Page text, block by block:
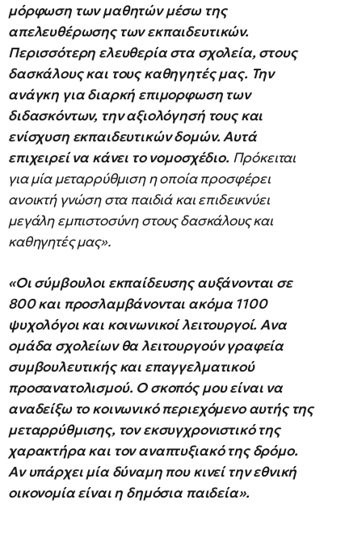
μόρφωση των μαθητών μέσω της
απελευθέρωσης των εκπαιδευτικών.
Περισσότερη ελευθερία στα σχολεία, στους
δασκάλους και τους καθηγητές μας. Την
ανάγκη για διαρκή επιμορφωση των
διδασκόντων, την αξιολόγησή τους και
ενίσχυση εκπαιδευτικών δομών. Αυτά
επιχειρεί να κάνει το νομοσχέδιο. Πρόκειται
για μία μεταρρύθμιση η οποία προσφέρει
ανοικτή γνώση στα παιδιά και επιδεικνύει
μεγάλη εμπιστοσύνη στους δασκάλους και
καθηγητές μας».
«Οι σύμβουλοι εκπαίδευσης αυξάνονται σε
800 και προσλαμβάνονται ακόμα 1100
ψυχολόγοι και κοινωνικοί λειτουργοί. Ανα
ομάδα σχολείων θα λειτουργούν γραφεία
συμβουλευτικής και επαγγελματικού
προσανατολισμού. Ο σκοπός μου είναι να
αναδείξω το κοινωνικό περιεχόμενο αυτής της
μεταρρύθμισης, τον εκσυγχρονιστικό της
χαρακτήρα και τον αναπτυξιακό της δρόμο.
Αν υπάρχει μία δύναμη που κινεί την εθνική
οικονομία είναι η δημόσια παιδεία».